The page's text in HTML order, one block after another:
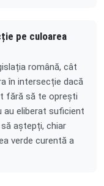
pe culoarea
română, cât
în intersecție dacă
fără să te oprești
au eliberat suficient
aștepți, chiar
verde curentă a